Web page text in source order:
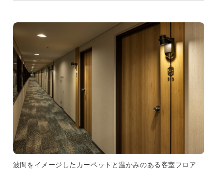
波間をイメージしたカーペットと温かみのある客室フロア